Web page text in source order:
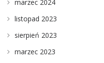
marzec 2024
listopad 2023
sierpień 2023
marzec 2023